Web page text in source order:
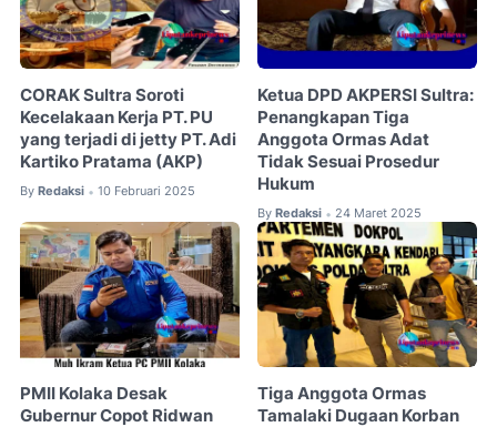
CORAK Sultra Soroti
Kecelakaan Kerja PT. PU
yang terjadi di jetty PT. Adi
Kartiko Pratama (AKP)
By Redaksi • 10 Februari 2025
Ketua DPD AKPERSI Sultra:
Penangkapan Tiga
Anggota Ormas Adat
Tidak Sesuai Prosedur
Hukum
By Redaksi • 24 Maret 2025
PMII Kolaka Desak
Gubernur Copot Ridwan
Tiga Anggota Ormas
Tamalaki Dugaan Korban